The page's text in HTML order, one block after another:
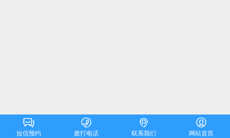

短信预约

拨打电话

联系我们

网站首页